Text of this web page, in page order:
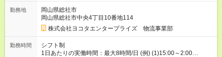
は給与条件が異なります。 ・雇用形態・その他の待遇に変更は
ありません。 ・添乗指導終了後は、試用期間中であっても提示
した給与条件を適用します。
勤務地
岡山県総社市
岡山県総社市中央4丁目10番地114
株式会社ヨコタエンタープライズ 物流事業部
勤務時間
シフト制
1日あたりの実働時間：最大8時間/日 (例) (1)15:00～2:00